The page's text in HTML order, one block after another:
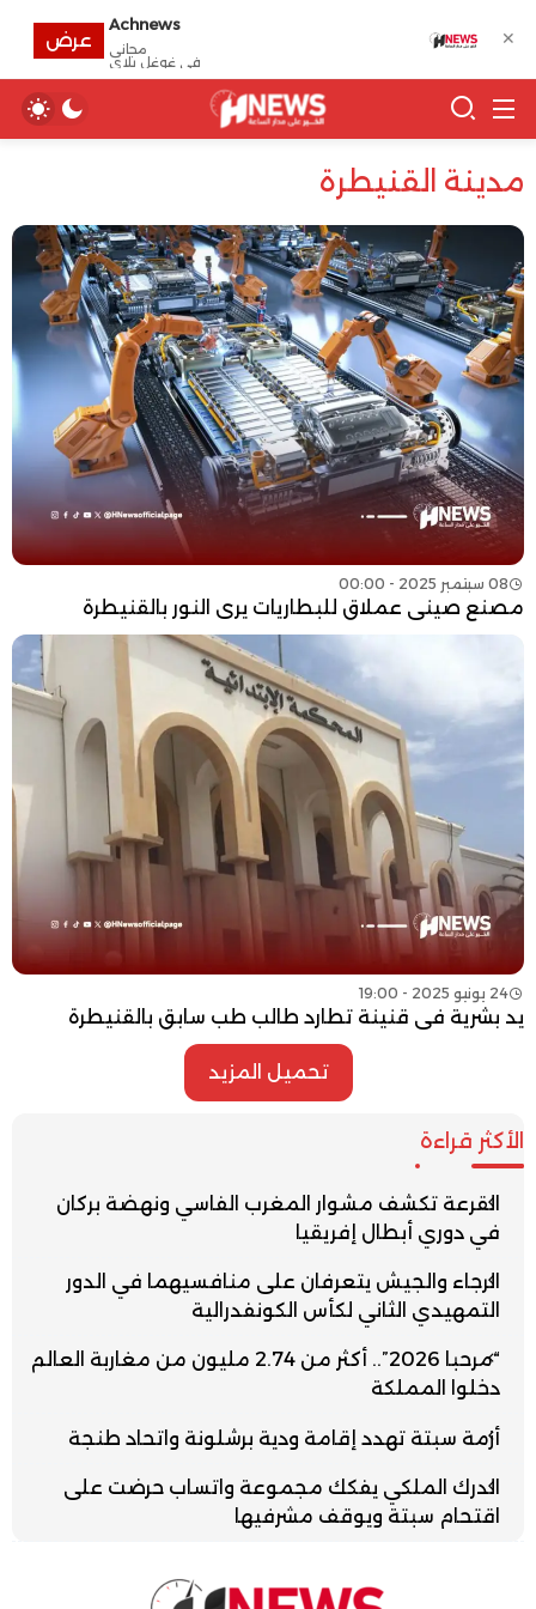
مدينة القنيطرة
08 سبتمبر 2025 - 00:00
مصنع صيني عملاق للبطاريات يرى النور بالقنيطرة
24 يونيو 2025 - 19:00
يد بشرية في قنينة تطارد طالب طب سابق بالقنيطرة
تحميل المزيد
الأكثر قراءة
القرعة تكشف مشوار المغرب الفاسي ونهضة بركان
في دوري أبطال إفريقيا
الرجاء والجيش يتعرفان على منافسيهما في الدور
التمهيدي الثاني لكأس الكونفدرالية
“مرحبا 2026”.. أكثر من 2.74 مليون من مغاربة العالم
دخلوا المملكة
أزمة سبتة تهدد إقامة ودية برشلونة واتحاد طنجة
الدرك الملكي يفكك مجموعة واتساب حرضت على
اقتحام سبتة ويوقف مشرفيها
✕
Achnews
مجانى
في غوغل بلاي
عرض